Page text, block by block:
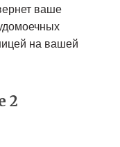
ваше
на вашей
2